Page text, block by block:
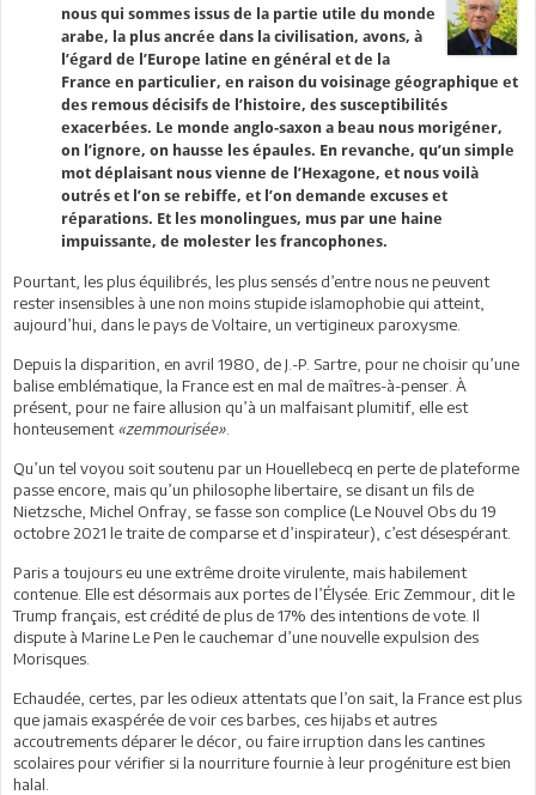
nous qui sommes issus de la partie utile du monde
arabe, la plus ancrée dans la civilisation, avons, à
l’égard de l’Europe latine en général et de la
France en particulier, en raison du voisinage géographique et
des remous décisifs de l’histoire, des susceptibilités
exacerbées. Le monde anglo-saxon a beau nous morigéner,
on l’ignore, on hausse les épaules. En revanche, qu’un simple
mot déplaisant nous vienne de l’Hexagone, et nous voilà
outrés et l’on se rebiffe, et l’on demande excuses et
réparations. Et les monolingues, mus par une haine
impuissante, de molester les francophones.
Pourtant, les plus équilibrés, les plus sensés d’entre nous ne peuvent
rester insensibles à une non moins stupide islamophobie qui atteint,
aujourd’hui, dans le pays de Voltaire, un vertigineux paroxysme.
Depuis la disparition, en avril 1980, de J.-P. Sartre, pour ne choisir qu’une
balise emblématique, la France est en mal de maîtres-à-penser. À
présent, pour ne faire allusion qu’à un malfaisant plumitif, elle est
honteusement«zemmourisée»
Qu’un tel voyou soit soutenu par un Houellebecq en perte de plateforme
passe encore, mais qu’un philosophe libertaire, se disant un fils de
Nietzsche, Michel Onfray, se fasse son complice (Le Nouvel Obs du 19
octobre 2021 le traite de comparse et d’inspirateur), c’est désespérant.
Paris a toujours eu une extrême droite virulente, mais habilement
contenue. Elle est désormais aux portes de l’Élysée. Eric Zemmour, dit le
Trump français, est crédité de plus de 17% des intentions de vote. Il
dispute à Marine Le Pen le cauchemar d’une nouvelle expulsion des
Morisques.
Echaudée, certes, par les odieux attentats que l’on sait, la France est plus
que jamais exaspérée de voir ces barbes, ces hijabs et autres
accoutrements déparer le décor, ou faire irruption dans les cantines
scolaires pour vérifier si la nourriture fournie à leur progéniture est bien
halal.